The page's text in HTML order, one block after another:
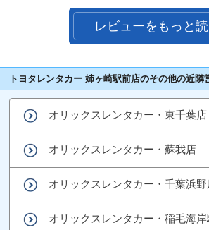
レビューをもっと
トヨタレンタカー 姉ヶ崎駅前店のその他の近隣
オリックスレンタカー・東千葉店
オリックスレンタカー・蘇我店
オリックスレンタカー・千葉浜野
オリックスレンタカー・稲毛海